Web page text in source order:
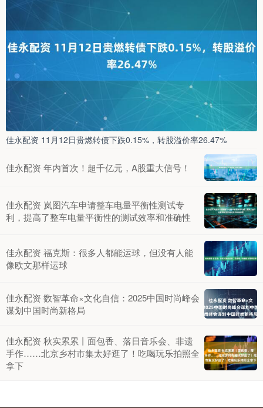
佳永配资 11月12日贵燃转债下跌0.15%，转股溢价率26.47%
佳永配资 年内首次！超千亿元，A股重大信号！
佳永配资 岚图汽车申请整车电量平衡性测试专
利，提高了整车电量平衡性的测试效率和准确性
佳永配资 福克斯：很多人都能运球，但没有人能
像欧文那样运球
佳永配资 数智革命×文化自信：2025中国时尚峰会
谋划中国时尚新格局
佳永配资 秋实累累丨面包香、落日音乐会、非遗
手作……北京乡村市集太好逛了！吃喝玩乐拍照全
拿下